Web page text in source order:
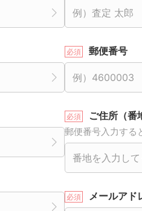
郵便番号
ご住所（番
郵便番号入力する
メールアド